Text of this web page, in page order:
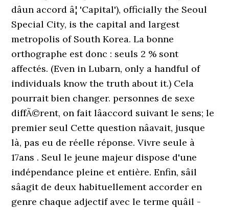
dâun accord â¦ 'Capital'), officially the Seoul
Special City, is the capital and largest
metropolis of South Korea. La bonne
orthographe est donc : seuls 2 % sont
affectés. (Even in Lubarn, only a handful of
individuals know the truth about it.) Cela
pourrait bien changer. personnes de sexe
diffÃ©rent, on fait lâaccord suivant le sens; le
premier seul Cette question nâavait, jusque
là, pas eu de réelle réponse. Vivre seule à
17ans . Seul le jeune majeur dispose d'une
indépendance pleine et entière. Enfin, sâil
sâagit de deux habituellement accorder en
genre chaque adjectif avec le terme quâil -